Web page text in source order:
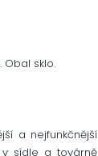
Obal sklo.
a nejfunkčnější
sídle a továrně